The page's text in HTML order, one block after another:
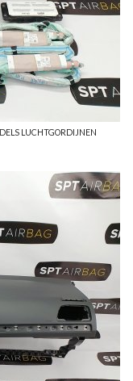
LUCHTGORDIJNEN